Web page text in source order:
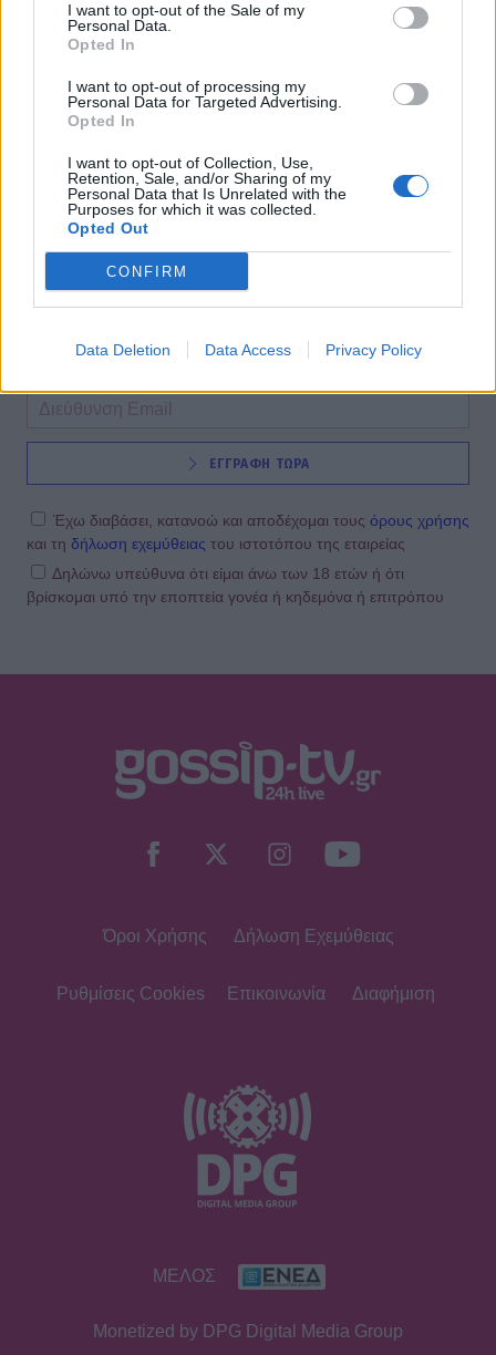
I want to opt-out of the Sale of my
Personal Data.
Opted In
I want to opt-out of processing my
Personal Data for Targeted Advertising.
Opted In
I want to opt-out of Collection, Use,
Retention, Sale, and/or Sharing of my
Personal Data that Is Unrelated with the
Purposes for which it was collected.
Opted Out
CONFIRM
Data Deletion Data Access Privacy Policy
Παπαδόπουλος: Έρωτας πολλών καρατίων
στον κόσμο του αθλητισμού!
@21-02-2024
NEWSLETTER
ΕΓΓΡΑΦΗ ΤΩΡΑ
Έχω διαβάσει, κατανοώ και αποδέχομαι τους όρους χρήσης
και τη δήλωση εχεμύθειας του ιστοτόπου της εταιρείας
Δηλώνω υπεύθυνα ότι είμαι άνω των 18 ετών ή ότι
βρίσκομαι υπό την εποπτεία γονέα ή κηδεμόνα ή επιτρόπου
Όροι Χρήσης Δήλωση Εχεμύθειας
Ρυθμίσεις Cookies Επικοινωνία Διαφήμιση
ΜΕΛΟΣ
Monetized by DPG Digital Media Group